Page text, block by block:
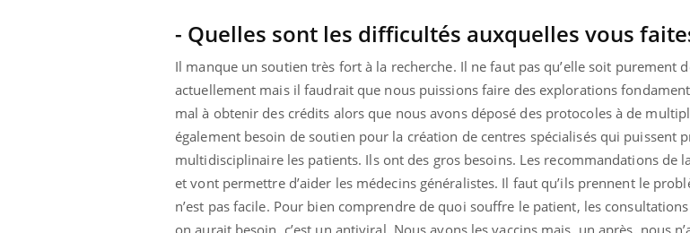
- Quelles sont les difficultés auxquelles vous
Il manque un soutien très fort à la recherche. Il ne faut pas qu’elle soit purement
actuellement mais il faudrait que nous puissions faire des explorations
mal à obtenir des crédits alors que nous avons déposé des protocoles à de
également besoin de soutien pour la création de centres spécialisés qui puissent
multidisciplinaire les patients. Ils ont des gros besoins. Les recommandations de
et vont permettre d’aider les médecins généralistes. Il faut qu’ils prennent le
n’est pas facile. Pour bien comprendre de quoi souffre le patient, les
on aurait besoin, c’est un antiviral. Nous avons les vaccins mais, un après, nous